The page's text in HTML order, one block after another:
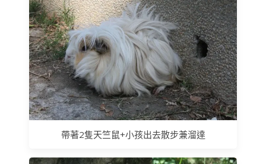
帶著2隻天竺鼠+小孩出去散步兼溜達